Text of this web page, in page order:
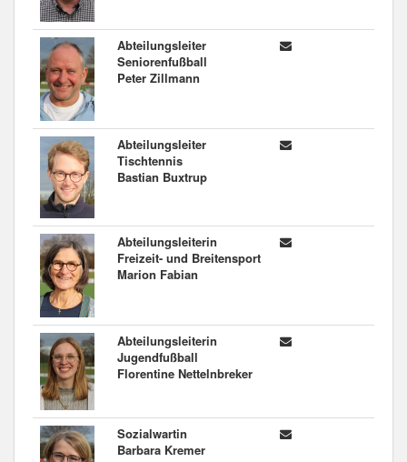
Abteilungsleiter
Seniorenfußball
Peter Zillmann
Abteilungsleiter
Tischtennis
Bastian Buxtrup
Abteilungsleiterin
Freizeit- und Breitensport
Marion Fabian
Abteilungsleiterin
Jugendfußball
Florentine Nettelnbreker
Sozialwartin
Barbara Kremer